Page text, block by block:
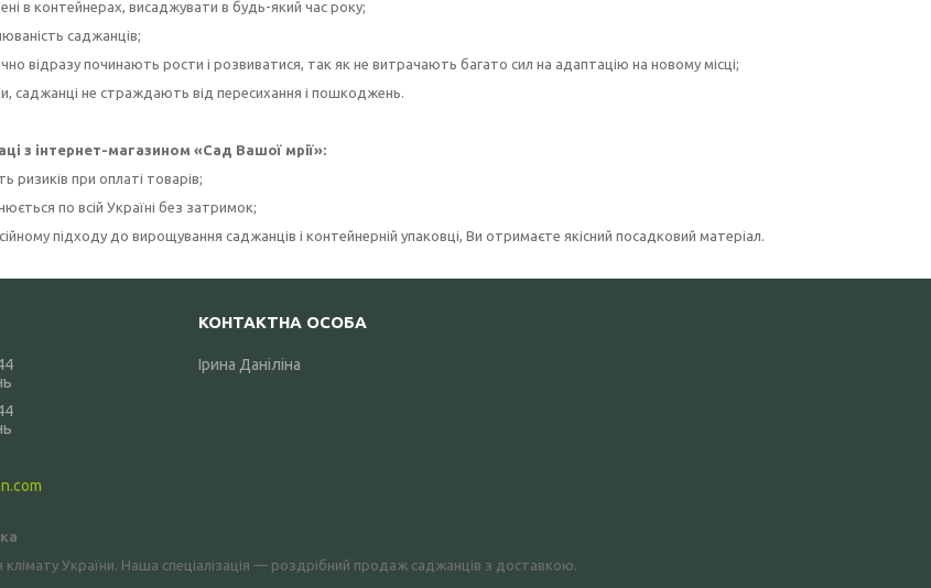
в контейнерах, висаджувати в будь-який час року;
саджанців;
відразу починають рости і розвиватися, так як не витрачають багато сил на адаптацію на новому місці;
саджанці не страждають від пересихання і пошкоджень.
з інтернет-магазином «Сад Вашої мрії»:
ризиків при оплаті товарів;
по всій Україні без затримок;
підходу до вирощування саджанців і контейнерній упаковці, Ви отримаєте якісний посадковий матеріал.
Ірина Даніліна
України. Наша спеціалізація — роздрібний продаж саджанців з доставкою.